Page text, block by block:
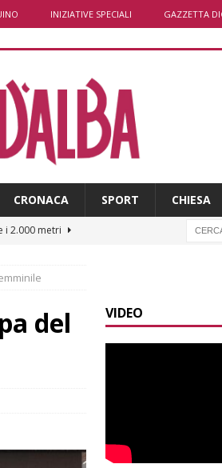
INIZIATIVE SPECIALI GAZZETTA
CRONACA SPORT CHIESA
i 2.000 metri
le dimissioni
binari
è Bifa
del
VIDEO